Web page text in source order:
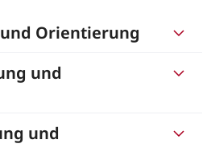
Orientierung
und
und